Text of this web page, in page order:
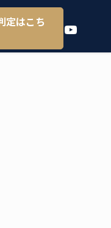
定はこち
YouTube